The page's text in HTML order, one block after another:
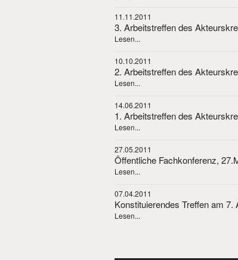
11.11.2011
3. Arbeitstreffen des
Lesen...
10.10.2011
2. Arbeitstreffen des
Lesen...
14.06.2011
1. Arbeitstreffen des
Lesen...
27.05.2011
Öffentliche Fachkonferenz,
Lesen...
07.04.2011
Konstituierendes Treffen am 7.
Lesen...